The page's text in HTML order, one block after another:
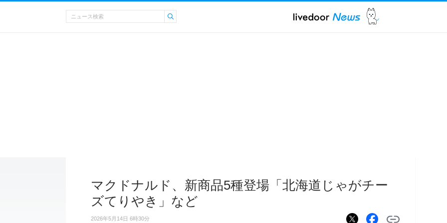
マクドナルド、新商品5種登場「北海道じゃがチー
ズてりやき」など
2026年5月14日 6時30分